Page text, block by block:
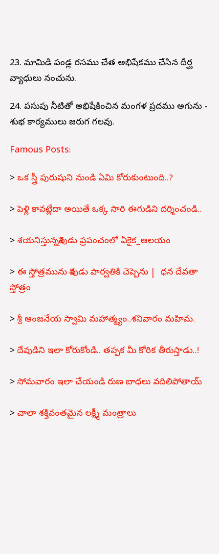
23. మామిడి పండ్ల రసము చేత అభిషేకము చేసిన దీర్ఘ
వ్యాధులు నశించును.
24. పసుపు నీటితో అభిషేకించిన మంగళ ప్రదము అగును -
శుభ కార్యములు జరుగ గలవు.
Famous Posts:
> ఒక స్త్రీ పురుషుని నుండి ఏమి కోరుకుంటుంది..?
>పెళ్లి కావట్లేదా అయితే ఒక్క సారి ఈగుడిని దర్శించండి..
> శయనిస్తున్నశివుడు ప్రపంచంలో ఏకైక_ఆలయం
> ఈ స్తోత్రమును శివుడు పార్వతికి చెప్పెను | ధన దేవతా
స్తోత్రం
> శ్రీ ఆంజనేయ స్వామి మహాత్మ్యం..శనివారం మహిమ.
> దేవుడిని ఇలా కోరుకోండి.. తప్పక మీ కోరిక తీరుస్తాడు..!
> సోమవారం ఇలా చేయండి రుణ బాధలు వదిలిపోతాయ్
> చాలా శక్తివంతమైన లక్ష్మీ మంత్రాలు